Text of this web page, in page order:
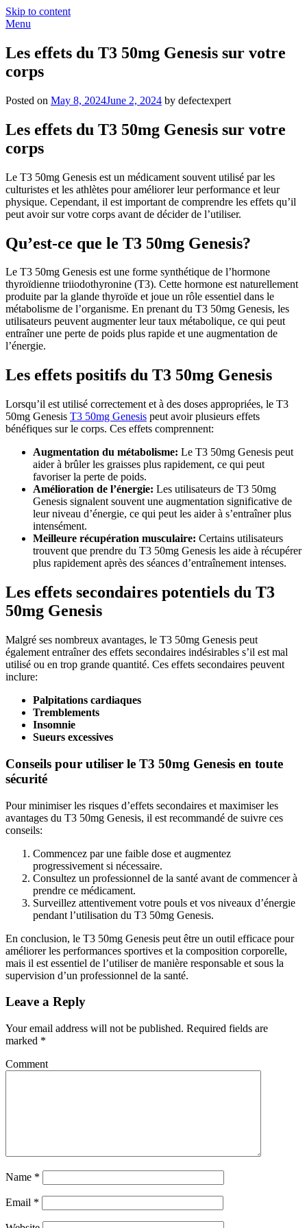
Skip to content
Menu
Les effets du T3 50mg Genesis sur votre
corps
Posted on May 8, 2024June 2, 2024 by defectexpert
Les effets du T3 50mg Genesis sur votre
corps
Le T3 50mg Genesis est un médicament souvent utilisé par les
culturistes et les athlètes pour améliorer leur performance et leur
physique. Cependant, il est important de comprendre les effets qu’il
peut avoir sur votre corps avant de décider de l’utiliser.
Qu’est-ce que le T3 50mg Genesis?
Le T3 50mg Genesis est une forme synthétique de l’hormone
thyroïdienne triiodothyronine (T3). Cette hormone est naturellement
produite par la glande thyroïde et joue un rôle essentiel dans le
métabolisme de l’organisme. En prenant du T3 50mg Genesis, les
utilisateurs peuvent augmenter leur taux métabolique, ce qui peut
entraîner une perte de poids plus rapide et une augmentation de
l’énergie.
Les effets positifs du T3 50mg Genesis
Lorsqu’il est utilisé correctement et à des doses appropriées, le T3
50mg Genesis T3 50mg Genesis peut avoir plusieurs effets
bénéfiques sur le corps. Ces effets comprennent:
Augmentation du métabolisme: Le T3 50mg Genesis peut
aider à brûler les graisses plus rapidement, ce qui peut
favoriser la perte de poids.
Amélioration de l’énergie: Les utilisateurs de T3 50mg
Genesis signalent souvent une augmentation significative de
leur niveau d’énergie, ce qui peut les aider à s’entraîner plus
intensément.
Meilleure récupération musculaire: Certains utilisateurs
trouvent que prendre du T3 50mg Genesis les aide à récupérer
plus rapidement après des séances d’entraînement intenses.
Les effets secondaires potentiels du T3
50mg Genesis
Malgré ses nombreux avantages, le T3 50mg Genesis peut
également entraîner des effets secondaires indésirables s’il est mal
utilisé ou en trop grande quantité. Ces effets secondaires peuvent
inclure:
Palpitations cardiaques
Tremblements
Insomnie
Sueurs excessives
Conseils pour utiliser le T3 50mg Genesis en toute
sécurité
Pour minimiser les risques d’effets secondaires et maximiser les
avantages du T3 50mg Genesis, il est recommandé de suivre ces
conseils:
Commencez par une faible dose et augmentez
progressivement si nécessaire.
Consultez un professionnel de la santé avant de commencer à
prendre ce médicament.
Surveillez attentivement votre pouls et vos niveaux d’énergie
pendant l’utilisation du T3 50mg Genesis.
En conclusion, le T3 50mg Genesis peut être un outil efficace pour
améliorer les performances sportives et la composition corporelle,
mais il est essentiel de l’utiliser de manière responsable et sous la
supervision d’un professionnel de la santé.
Leave a Reply
Your email address will not be published. Required fields are
marked *
Comment
Name *
Email *